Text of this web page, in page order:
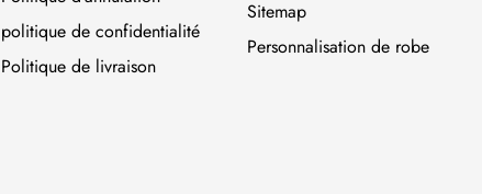
politique de confidentialité
Politique de livraison
Sitemap
Personnalisation de robe